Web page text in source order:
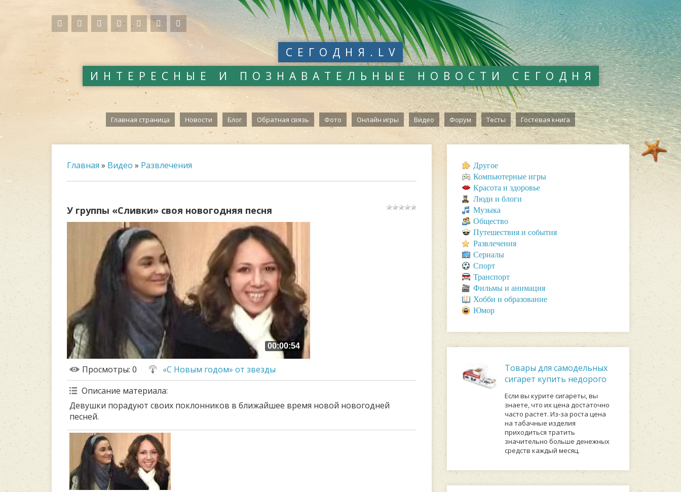
СЕГОДНЯ.LV
ИНТЕРЕСНЫЕ И ПОЗНАВАТЕЛЬНЫЕ НОВОСТИ СЕГОДНЯ
Главная страница Новости Блог Обратная связь Фото Онлайн игры Видео Форум Тесты Гостевая книга
Главная » Видео » Развлечения
У группы «Сливки» своя новогодняя песня
00:00:54
Просмотры: 0
«С Новым годом» от звезды
Описание материала:
Девушки порадуют своих поклонников в ближайшее время новой новогодней
песней.
Другое
Компьютерные игры
Красота и здоровье
Люди и блоги
Музыка
Общество
Путешествия и события
Развлечения
Сериалы
Спорт
Транспорт
Фильмы и анимация
Хобби и образование
Юмор
Товары для самодельных
сигарет купить недорого
Если вы курите сигареты, вы
знаете, что их цена достаточно
часто растет. Из-за роста цена
на табачные изделия
приходиться тратить
значительно больше денежных
средств каждый месяц.